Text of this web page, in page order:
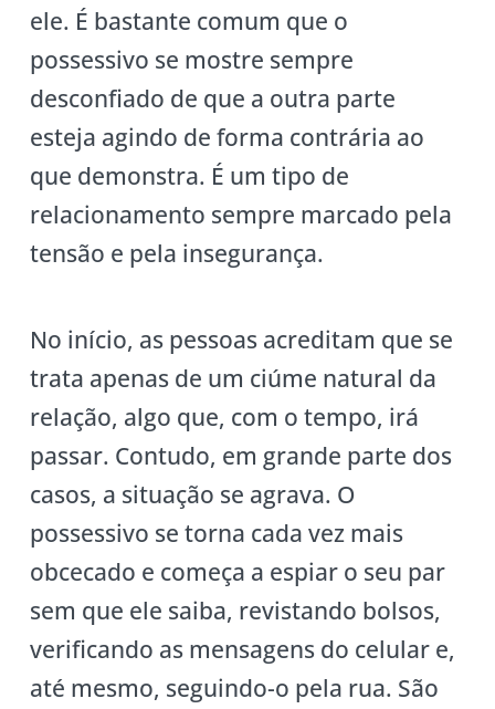
ele. É bastante comum que o
possessivo se mostre sempre
desconfiado de que a outra parte
esteja agindo de forma contrária ao
que demonstra. É um tipo de
relacionamento sempre marcado pela
tensão e pela insegurança.
No início, as pessoas acreditam que se
trata apenas de um ciúme natural da
relação, algo que, com o tempo, irá
passar. Contudo, em grande parte dos
casos, a situação se agrava. O
possessivo se torna cada vez mais
obcecado e começa a espiar o seu par
sem que ele saiba, revistando bolsos,
verificando as mensagens do celular e,
até mesmo, seguindo-o pela rua. São